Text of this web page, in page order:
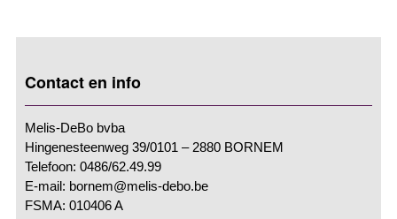
Contact en info
Melis-DeBo bvba
Hingenesteenweg 39/0101 – 2880 BORNEM
Telefoon: 0486/62.49.99
E-mail: bornem@melis-debo.be
FSMA: 010406 A